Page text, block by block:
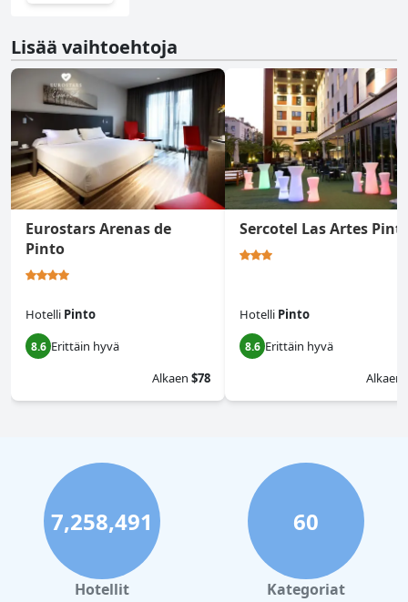
Lisää vaihtoehtoja
Eurostars Arenas de
Pinto
Hotelli Pinto
8.6 Erittäin hyvä
Alkaen $78
Sercotel Las Artes
Hotelli Pinto
8.6 Erittäin hyvä
Alkaen
7,258,491
Hotellit
60
Kategoriat